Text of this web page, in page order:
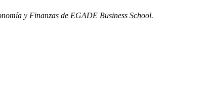
y Finanzas de EGADE Business School.